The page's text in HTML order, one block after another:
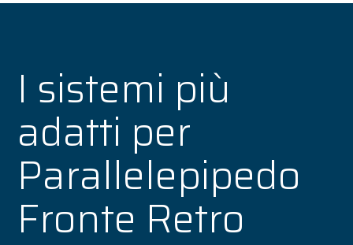
I sistemi più
adatti per
Parallelepipedo
Fronte Retro